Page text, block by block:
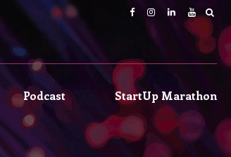
Podcast StartUp Marathon